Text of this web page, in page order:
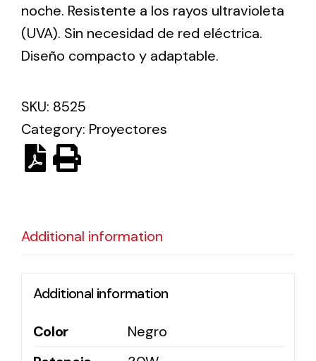
Ventilation
different uses
noche. Resistente a los rayos ultravioleta
(UVA). Sin necesidad de red eléctrica.
Diseño compacto y adaptable.
SKU: 8525
Category: Proyectores
Additional information
Additional information
Color
Negro